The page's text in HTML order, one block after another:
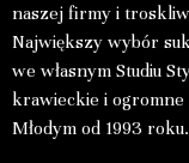
naszej firmy i
Największy wybór
we własnym Studiu
krawieckie i
Młodym od 1993 roku.